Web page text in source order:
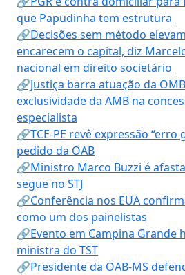
que Papudinha tem estrutura
🔗Decisões sem método
encarecem o capital, diz
nacional em direito societário
🔗Justiça barra atuação da
exclusividade da AMB na
especialista
🔗TCE-PE revê expressão “erro
pedido da OAB
🔗Ministro Marco Buzzi é
segue no STJ
🔗Conferência nos EUA
como um dos painelistas
🔗Evento em Campina Grande
ministra do TST
🔗Presidente da OAB-MS